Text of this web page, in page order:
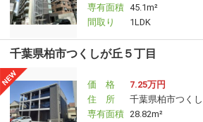
専有面積 45.1m²
間取り
1LDK
千葉県柏市つくしが丘５丁目
価 格
7.25万円
住 所
千葉県柏市つく
専有面積 28.82m²